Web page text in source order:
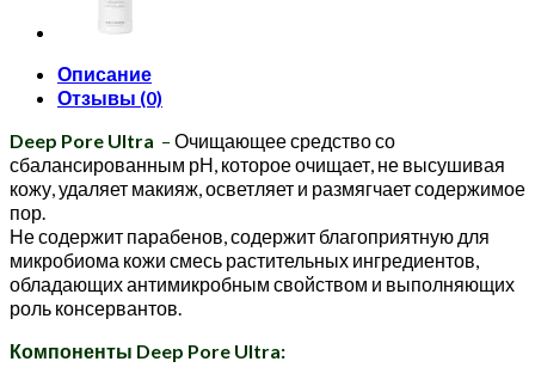
Описание
Отзывы (0)
Deep Pore Ultra – Очищающее средство со
сбалансированным рН, которое очищает, не высушивая
кожу, удаляет макияж, осветляет и размягчает содержимое
пор.
Не содержит парабенов, содержит благоприятную для
микробиома кожи смесь растительных ингредиентов,
обладающих антимикробным свойством и выполняющих
роль консервантов.
Компоненты Deep Pore Ultra: